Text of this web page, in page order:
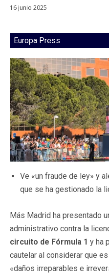
16 junio 2025
Europa Press
Ve «un fraude de ley» y
que se ha gestionado la
Más Madrid ha presentado
administrativo contra la
circuito de Fórmula 1 y ha
cautelar al considerar que es
«daños irreparables e